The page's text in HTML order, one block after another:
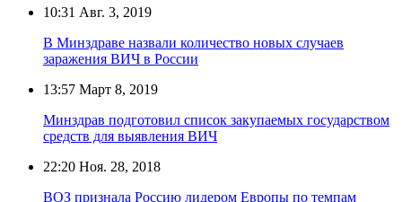
10:31 Авг. 3, 2019
В Минздраве назвали количество новых случаев
заражения ВИЧ в России
13:57 Март 8, 2019
Минздрав подготовил список закупаемых государством
средств для выявления ВИЧ
22:20 Ноя. 28, 2018
ВОЗ признала Россию лидером Европы по темпам